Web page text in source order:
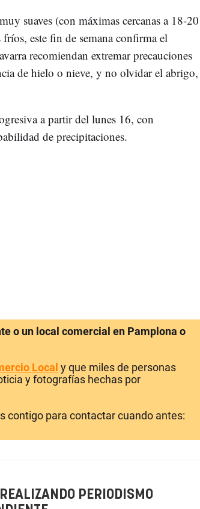
suaves (con máximas cercanas a 18-20
este fin de semana confirma el
recomiendan extremar precauciones
de hielo o nieve, y no olvidar el abrigo,
a partir del lunes 16, con
de precipitaciones.
o un local comercial en Pamplona o
Local y que miles de personas
y fotografías hechas por
contigo para contactar cuando antes:
PERIODISMO